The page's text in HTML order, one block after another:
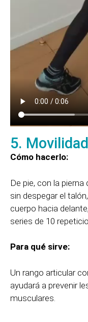
5.
Cómo hacerlo:
De pie, con la
sin despegar el
cuerpo hacia de
series de 10
Para qué sirve:
Un rango articular
ayudará a prevenir
musculares.